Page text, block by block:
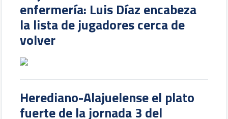
enfermería: Luis Díaz encabeza
la lista de jugadores cerca de
volver
Herediano-Alajuelense el plato
fuerte de la jornada 3 del